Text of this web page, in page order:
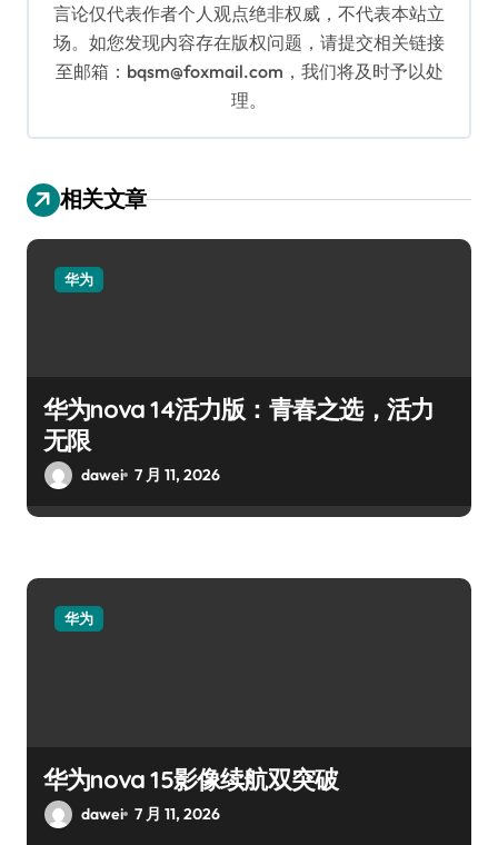
言论仅代表作者个人观点绝非权威，不代表本站立
场。如您发现内容存在版权问题，请提交相关链接
至邮箱：bqsm@foxmail.com，我们将及时予以处
理。
相关文章
华为
华为nova 14活力版：青春之选，活力
无限
dawei 7 月 11, 2026
华为
华为nova 15影像续航双突破
dawei 7 月 11, 2026